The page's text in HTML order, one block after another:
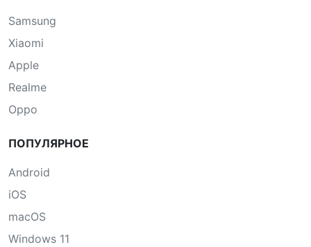
Samsung
Xiaomi
Apple
Realme
Oppo
ПОПУЛЯРНОЕ
Android
iOS
macOS
Windows 11